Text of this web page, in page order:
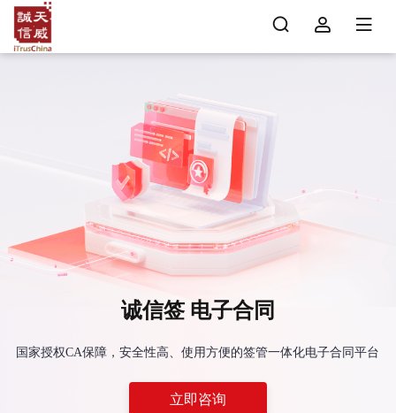
诚信签 电子合同
国家授权CA保障，安全性高、使用方便的签管一体化电子合同平台
立即咨询